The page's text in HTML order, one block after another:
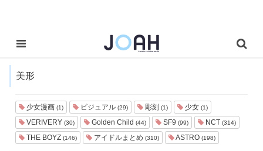
美形
少女漫画 (1) ビジュアル (29) 彫刻 (1) 少女 (1)
VERIVERY (30) Golden Child (44) SF9 (99) NCT (314)
THE BOYZ (146) アイドルまとめ (310) ASTRO (198)